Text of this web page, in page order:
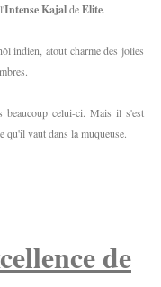
Intense KajaldeElite.
indien, atout charme des jolies
celui-ci. Mais il s'est
qu'il vaut dans la muqueuse.
de